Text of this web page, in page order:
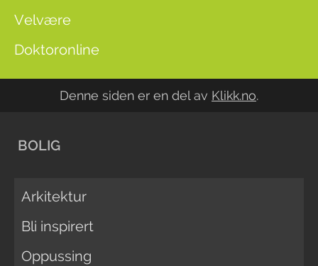
Velvære
Doktoronline
Denne siden er en del av Klikk.no.
BOLIG
Arkitektur
Bli inspirert
Oppussing